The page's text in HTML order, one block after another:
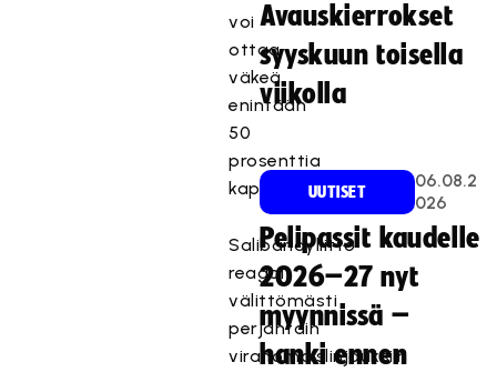
voi
ottaa
väkeä
enintään
50
prosenttia
kapasiteetista.
Salibandyliitto
reagoi
välittömästi
perjantain
viranomaislinjauksiin
Avauskierrokset
syyskuun toisella
viikolla
UUTISET
06.08.2
026
Pelipassit kaudelle
2026–27 nyt
myynnissä –
hanki ennen